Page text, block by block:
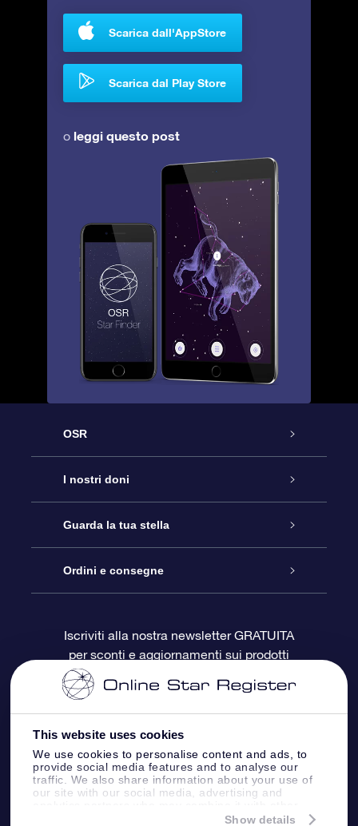
This website uses cookies
We use cookies to personalise content and ads, to
provide social media features and to analyse our
traffic. We also share information about your use of
our site with our social media, advertising and
information that you’ve provided to them or that
Show details
Scarica dall'AppStore
Scarica dal Play Store
o leggi questo post
OSR
Assistenza
Contattaci
Blog
OSR Recensioni
I nostri doni
Online Star Gift
Pacchetto regalo OSR
Gift Card OSR
Doni aziendali
Guarda la tua stella
Registro stellare
Star Page personalizzata
One Million Stars
OSR Starsaver
App VR ‘Fly me to the stars’
Ordini e consegne
Informazioni di Pagamento
Politica di reso
Costellazioni
Iscriviti alla nostra newsletter GRATUITA
per sconti e aggiornamenti sui prodotti